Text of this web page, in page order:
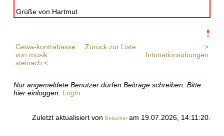
Grüße von Hartmut
Gewa-kontrabässe
von musik
steinach <
Zurück zur Liste
>
Intonationsübungen
Nur angemeldete Benutzer dürfen Beiträge schreiben. Bitte
hier einloggen: LogIn
Zuletzt aktualisiert von Besucheram 19.07.2026, 14:11:20.